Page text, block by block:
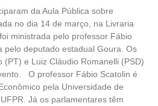
da Aula Pública sobre
no dia 14 de março, na Livraria
ministrada pelo professor Fábio
pelo deputado estadual Goura. Os
(PT) e Luiz Cláudio Romanelli (PSD)
O professor Fábio Scatolin é
pela Universidade de
Já os parlamentares têm